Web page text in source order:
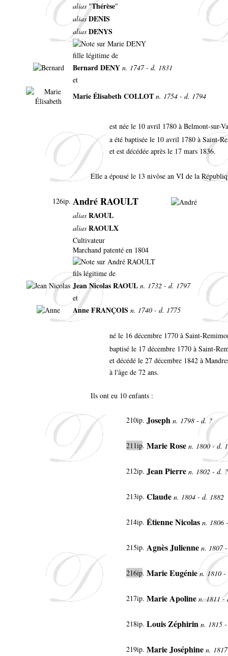
alias "Thérèse"
alias DENIS
alias DENYS
fille légitime de
Bernard DENY n. 1747 - d. 1831
et
Marie Élisabeth COLLOT n. 1754 - d. 1794
est née le 10 avril 1780 à Belmont-sur-
a été baptisée le 10 avril 1780 à Saint-
et est décédée après le 17 mars 1836.
Elle a épousé le 13 nivôse an VI de la
126ip. André RAOULT
alias RAOUL
alias RAOULX
Cultivateur
Marchand patenté en 1804
fils légitime de
Jean Nicolas RAOUL n. 1732 - d. 1797
et
Anne FRANÇOIS n. 1740 - d. 1775
né le 16 décembre 1770 à Saint-
baptisé le 17 décembre 1770 à Saint-
et décédé le 27 décembre 1842 à
à l'âge de 72 ans.
Ils ont eu 10 enfants :
210ip. Joseph n. 1798 - d. ?
211ip. Marie Rose n. 1800 - d.
212ip. Jean Pierre n. 1802 - d.
213ip. Claude n. 1804 - d. 1882
214ip. Étienne Nicolas n. 1806
215ip. Agnès Julienne n. 1807
216ip. Marie Eugénien. 1810
217ip. Marie Apoline n. 1811
218ip. Louis Zéphirin n. 1815
219ip. Marie Joséphine n.